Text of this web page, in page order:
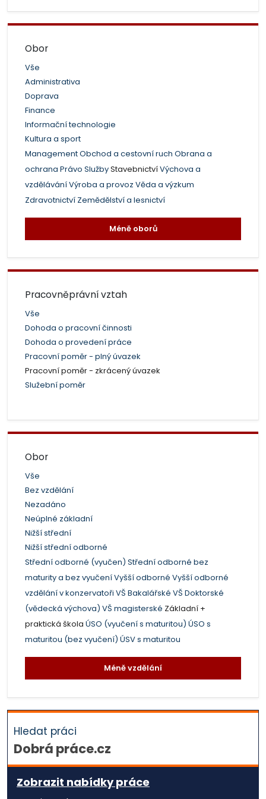
Obor
Vše
Administrativa
Doprava
Finance
Informační technologie
Kultura a sport
ManagementObchod a cestovní ruch Obrana a
ochrana Právo SlužbyStavebnictvíVýchova a
vzděláváníVýroba a provoz Věda a výzkum
Zdravotnictví Zemědělství a lesnictví
Méně oborů
Pracovněprávní vztah
Vše
Dohoda o pracovní činnosti
Dohoda o provedení práce
Pracovní poměr - plný úvazek
Pracovní poměr - zkrácený úvazek
Služební poměr
Obor
Vše
Bez vzdělání
Nezadáno
Neúplné základní
Nižší střední
Nižší střední odborné
Střední odborné (vyučen) Střední odborné bez
maturity a bez vyučeníVyšší odborné Vyšší odborné
vzdělání v konzervatoři VŠ Bakalářské VŠ Doktorské
(vědecká výchova) VŠ magisterské Základní +
praktická škola ÚSO (vyučení s maturitou) ÚSO s
maturitou (bez vyučení) ÚSV s maturitou
Méně vzdělání
Hledat práci
Dobrá práce.cz
Zobrazit nabídky práce